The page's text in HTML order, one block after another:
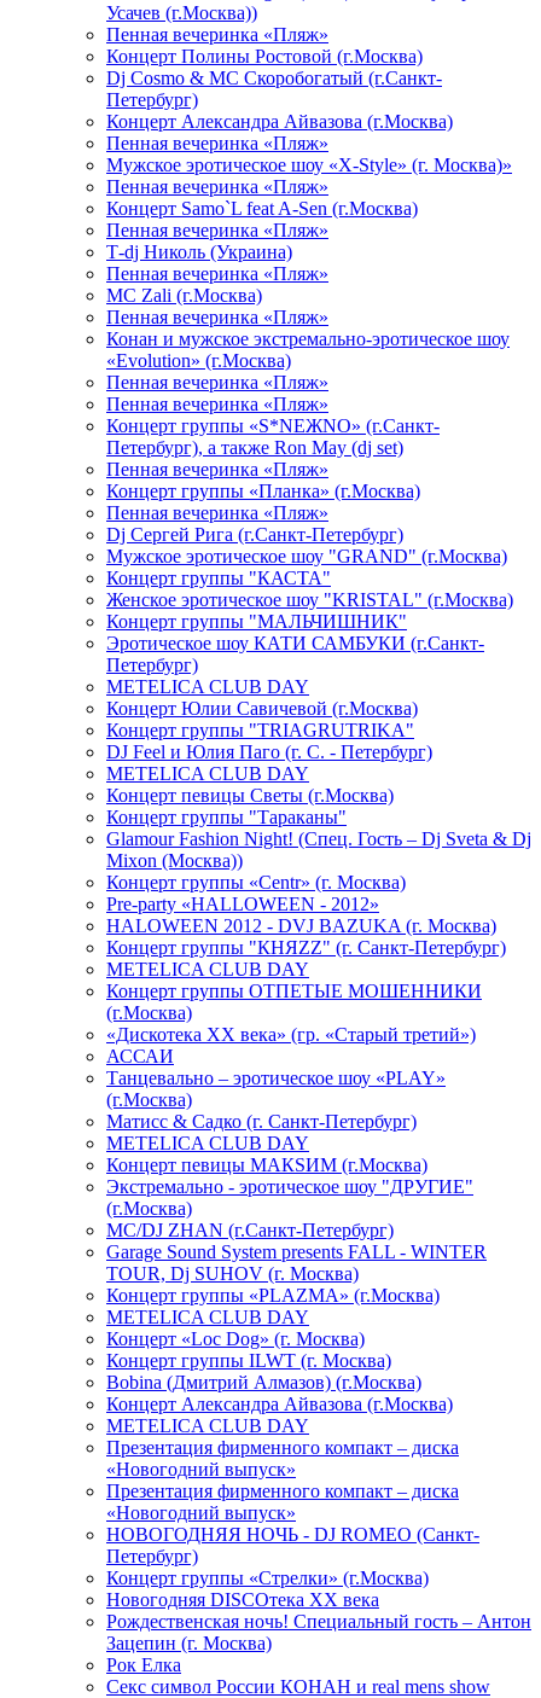
Усачев (г.Москва))
Пенная вечеринка «Пляж»
Концерт Полины Ростовой (г.Москва)
Dj Cosmo & МС Скоробогатый (г.Санкт-
Петербург)
Концерт Александра Айвазова (г.Москва)
Пенная вечеринка «Пляж»
Мужское эротическое шоу «X-Style» (г. Москва)»
Пенная вечеринка «Пляж»
Концерт Samo`L feat A-Sen (г.Москва)
Пенная вечеринка «Пляж»
Т-dj Николь (Украина)
Пенная вечеринка «Пляж»
МС Zali (г.Москва)
Пенная вечеринка «Пляж»
Конан и мужское экстремально-эротическое шоу
«Evolution» (г.Москва)
Пенная вечеринка «Пляж»
Пенная вечеринка «Пляж»
Концерт группы «S*NEЖNO» (г.Санкт-
Петербург), а также Ron May (dj set)
Пенная вечеринка «Пляж»
Концерт группы «Планка» (г.Москва)
Пенная вечеринка «Пляж»
Dj Сергей Рига (г.Санкт-Петербург)
Мужское эротическое шоу "GRAND" (г.Москва)
Концерт группы "КАСТА"
Женское эротическое шоу "KRISTAL" (г.Москва)
Концерт группы "МАЛЬЧИШНИК"
Эротическое шоу КАТИ САМБУКИ (г.Санкт-
Петербург)
METELICA CLUB DAY
Концерт Юлии Савичевой (г.Москва)
Концерт группы "TRIAGRUTRIKA"
DJ Feel и Юлия Паго (г. С. - Петербург)
METELICA CLUB DAY
Концерт певицы Светы (г.Москва)
Концерт группы "Тараканы"
Glamour Fashion Night! (Спец. Гость – Dj Sveta & Dj
Mixon (Москва))
Концерт группы «Centr» (г. Москва)
Pre-party «HALLOWEEN - 2012»
HALOWEEN 2012 - DVJ BAZUKA (г. Москва)
Концерт группы "КНЯZZ" (г. Санкт-Петербург)
METELICA CLUB DAY
Концерт группы ОТПЕТЫЕ МОШЕННИКИ
(г.Москва)
«Дискотека ХХ века» (гр. «Старый третий»)
АССАИ
Танцевально – эротическое шоу «PLAY»
(г.Москва)
Матисс & Садко (г. Санкт-Петербург)
METELICA CLUB DAY
Концерт певицы МАКSИМ (г.Москва)
Экстремально - эротическое шоу "ДРУГИЕ"
(г.Москва)
МС/DJ ZHAN (г.Санкт-Петербург)
Garage Sound System presents FALL - WINTER
TOUR, Dj SUHOV (г. Москва)
Концерт группы «PLAZMA» (г.Москва)
METELICA CLUB DAY
Концерт «Loc Dog» (г. Москва)
Концерт группы ILWT (г. Москва)
Bobina (Дмитрий Алмазов) (г.Москва)
Концерт Александра Айвазова (г.Москва)
METELICA CLUB DAY
Презентация фирменного компакт – диска
«Новогодний выпуск»
Презентация фирменного компакт – диска
«Новогодний выпуск»
НОВОГОДНЯЯ НОЧЬ - DJ ROMEO (Санкт-
Петербург)
Концерт группы «Стрелки» (г.Москва)
Новогодняя DISCOтека ХХ века
Рождественская ночь! Специальный гость – Антон
Зацепин (г. Москва)
Рок Елка
Секс символ России КОНАН и real mens show